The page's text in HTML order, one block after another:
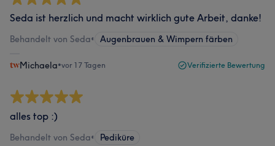
Seda ist herzlich und macht wirklich gute Arbeit, danke!
Behandelt von Seda• Augenbrauen & Wimpern färben
Michaela•vor 17 Tagen Verifizierte Bewertung
alles top :)
Behandelt von Seda• Pediküre